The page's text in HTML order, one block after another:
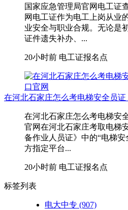
国家应急管理局官网电工证
网电工证作为电工上岗从业
业安全与职业合规。无论是
证件遗失补办、...
20小时前 电工证报名点
在河北石家庄怎么考电梯安全员
在河北石家庄怎么考电梯安
官网在河北石家庄考取‌电梯
备作业人员证》中的“电梯
方指定平台...
20小时前 电工证报名点
标签列表
电大中专 (907)